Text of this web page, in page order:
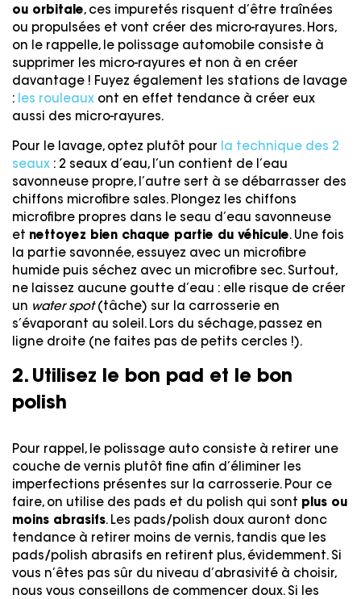
ou orbitale, ces impuretés risquent d’être traînées
ou propulsées et vont créer des micro-rayures. Hors,
on le rappelle, le polissage automobile consiste à
supprimer les micro-rayures et non à en créer
davantage ! Fuyez également les stations de lavage
: les rouleaux ont en effet tendance à créer eux
aussi des micro-rayures.
Pour le lavage, optez plutôt pour la technique des 2
seaux : 2 seaux d’eau, l’un contient de l’eau
savonneuse propre, l’autre sert à se débarrasser des
chiffons microfibre sales. Plongez les chiffons
microfibre propres dans le seau d’eau savonneuse
et nettoyez bien chaque partie du véhicule. Une fois
la partie savonnée, essuyez avec un microfibre
humide puis séchez avec un microfibre sec. Surtout,
ne laissez aucune goutte d’eau : elle risque de créer
un water spot (tâche) sur la carrosserie en
s’évaporant au soleil. Lors du séchage, passez en
ligne droite (ne faites pas de petits cercles !).
2. Utilisez le bon pad et le bon
polish
Pour rappel, le polissage auto consiste à retirer une
couche de vernis plutôt fine afin d’éliminer les
imperfections présentes sur la carrosserie. Pour ce
faire, on utilise des pads et du polish qui sont plus ou
moins abrasifs. Les pads/polish doux auront donc
tendance à retirer moins de vernis, tandis que les
pads/polish abrasifs en retirent plus, évidemment. Si
vous n’êtes pas sûr du niveau d’abrasivité à choisir,
nous vous conseillons de commencer doux. Si les